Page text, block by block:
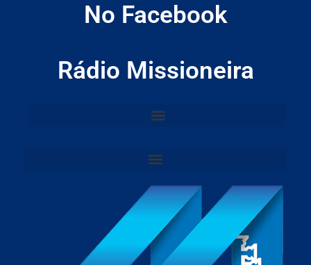
No Facebook
Rádio Missioneira